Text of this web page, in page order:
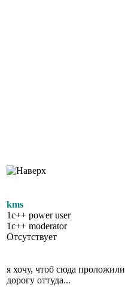
kms
1c++ power user
1c++ moderator
Отсутствует
я хочу, чтоб сюда проложили
дорогу оттуда...